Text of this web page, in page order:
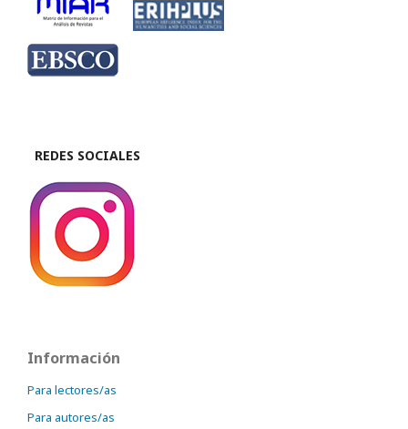
REDES SOCIALES
Información
Para lectores/as
Para autores/as